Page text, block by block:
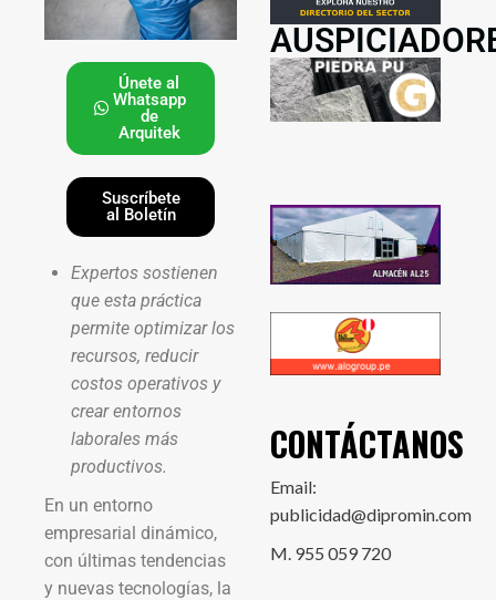
Únete al
Whatsapp
de
Arquitek
Suscríbete
al Boletín
Expertos sostienen
que esta práctica
permite optimizar los
recursos, reducir
costos operativos y
crear entornos
laborales más
productivos.
En un entorno
empresarial dinámico,
con últimas tendencias
y nuevas tecnologías, la
CONTÁCTANOS
Email:
publicidad@dipromin.com
M. 955 059 720